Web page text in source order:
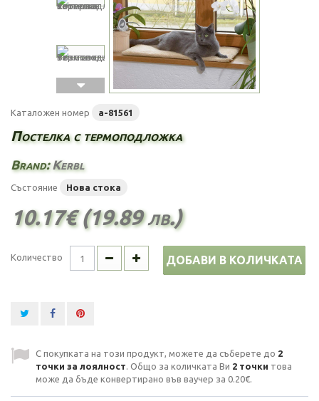
Каталожен номер a-81561
Постелка с термоподложка
Brand:Kerbl
Състояние Нова стока
10.17€ (19.89 лв.)
Количество ДОБАВИ В КОЛИЧКАТА
С покупката на този продукт, можете да съберете до 2
точки за лоялност. Общо за количката Ви 2 точки това
може да бъде конвертирано във ваучер за 0.20€.